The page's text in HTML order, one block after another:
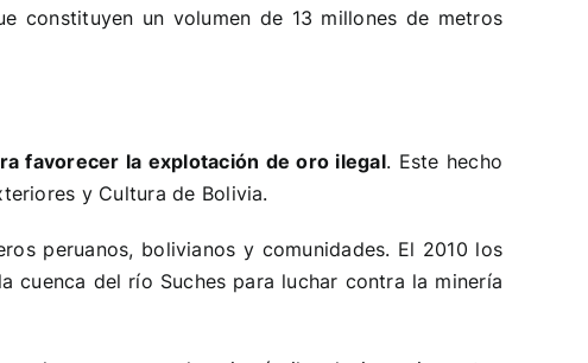
constituyen un volumen de 13 millones de metros
favorecer la explotación de oro ilegal. Este hecho
y Cultura de Bolivia.
peruanos, bolivianos y comunidades. El 2010 los
cuenca del río Suches para luchar contra la minería